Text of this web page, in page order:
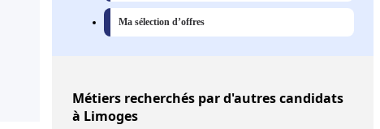
Ma sélection d’offres
Métiers recherchés par d'autres candidats
à Limoges